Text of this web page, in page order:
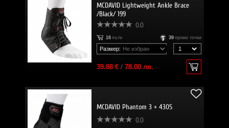
MCDAVID Lightweight Ankle Brace
/Black/ 199
0.0
16 пъти 39 промо точки
Размер:
39.88 €/ 78.00 лв.
MCDAVID Phantom 3 + 4305
0.0